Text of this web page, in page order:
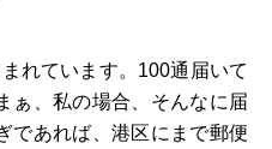
れています。100通届いて
ぁ、私の場合、そんなに届
であれば、港区にまで郵便